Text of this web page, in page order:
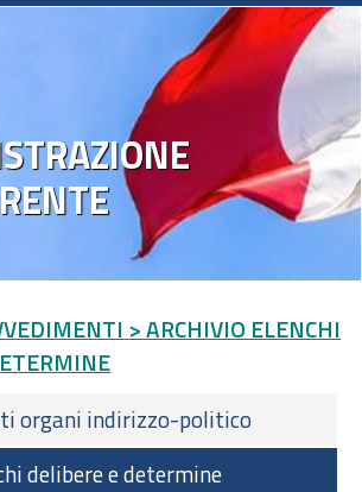
> ARCHIVIO ELENCHI
organi indirizzo-politico
delibere e determine